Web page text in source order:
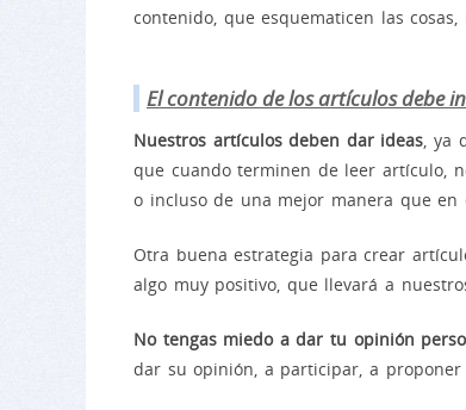
contenido, que esquematicen las
El contenido de los artículos debe
Nuestros artículos deben dar ideas ,
que cuando terminen de leer artículo,
o incluso de una mejor manera que en
Otra buena estrategia para crear
algo muy positivo, que llevará a
No tengas miedo a dar tu opinión
dar su opinión, a participar, a